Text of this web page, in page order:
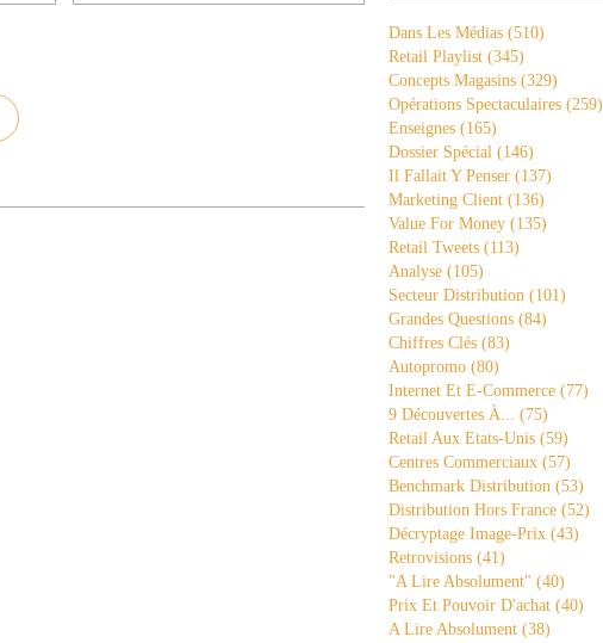
Dans Les Médias (510)
Retail Playlist (345)
Concepts Magasins (329)
Opérations Spectaculaires (259)
Enseignes (165)
Dossier Spécial (146)
Il Fallait Y Penser (137)
Marketing Client (136)
Value For Money (135)
Retail Tweets (113)
Analyse (105)
Secteur Distribution (101)
Grandes Questions (84)
Chiffres Clés (83)
Autopromo (80)
Internet Et E-Commerce (77)
9 Découvertes À... (75)
Retail Aux Etats-Unis (59)
Centres Commerciaux (57)
Benchmark Distribution (53)
Distribution Hors France (52)
Décryptage Image-Prix (43)
Retrovisions (41)
"a Lire Absolument" (40)
Prix Et Pouvoir D'achat (40)
A Lire Absolument (38)